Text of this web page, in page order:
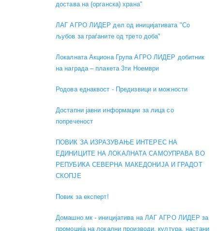
достава на (органска) храна"
ЛАГ АГРО ЛИДЕР дел од иницијативата "Со
љубов за граѓаните од трето доба"
Локалната Акциона Група АГРО ЛИДЕР добитник
на награда – плакета 3ти Ноември
Родова еднаквост - Предизвици и можности
Достапни јавни информации за лица со
попреченост
ПОВИК ЗА ИЗРАЗУВАЊЕ ИНТЕРЕС НА
ЕДИНИЦИТЕ НА ЛОКАЛНАТА САМОУПРАВА ВО
РЕПУБИКА СЕВЕРНА МАКЕДОНИЈА И ГРАДОТ
СКОПЈЕ
Повик за експерт!
Домашно.мк - иницијатива на ЛАГ АГРО ЛИДЕР за
промоција на локални производи, култура, настани